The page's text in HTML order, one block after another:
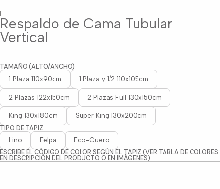
|
Respaldo de Cama Tubular
Vertical
TAMAÑO (ALTO/ANCHO)
1 Plaza 110x90cm 1 Plaza y 1/2 110x105cm
2 Plazas 122x150cm 2 Plazas Full 130x150cm
King 130x180cm Super King 130x200cm
TIPO DE TAPIZ
Lino Felpa Eco-Cuero
ESCRIBE EL CÓDIGO DE COLOR SEGÚN EL TAPIZ (VER TABLA DE COLORES
EN DESCRIPCIÓN DEL PRODUCTO O EN IMÁGENES)